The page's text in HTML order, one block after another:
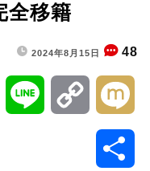
全移籍
2024年8月15日 48
o